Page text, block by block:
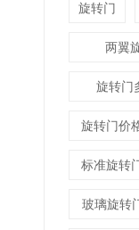
旋转门
两翼
旋转门
旋转门价
标准旋转
玻璃旋转